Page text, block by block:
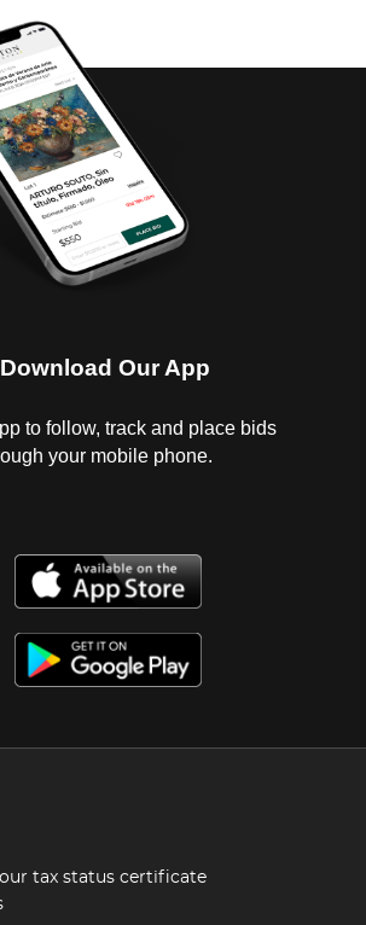
Download Our App
to follow, track and place bids
your mobile phone.
tax status certificate